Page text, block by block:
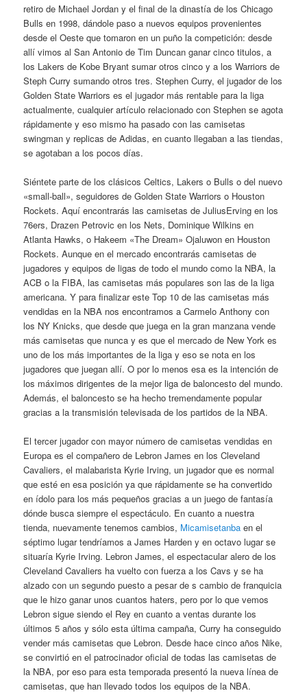
retiro de Michael Jordan y el final de la dinastía de los Chicago
Bulls en 1998, dándole paso a nuevos equipos provenientes
desde el Oeste que tomaron en un puño la competición: desde
allí vimos al San Antonio de Tim Duncan ganar cinco titulos, a
los Lakers de Kobe Bryant sumar otros cinco y a los Warriors de
Steph Curry sumando otros tres. Stephen Curry, el jugador de los
Golden State Warriors es el jugador más rentable para la liga
actualmente, cualquier artículo relacionado con Stephen se agota
rápidamente y eso mismo ha pasado con las camisetas
swingman y replicas de Adidas, en cuanto llegaban a las tiendas,
se agotaban a los pocos días.
Siéntete parte de los clásicos Celtics, Lakers o Bulls o del nuevo
«small-ball», seguidores de Golden State Warriors o Houston
Rockets. Aquí encontrarás las camisetas de JuliusErving en los
76ers, Drazen Petrovic en los Nets, Dominique Wilkins en
Atlanta Hawks, o Hakeem «The Dream» Ojaluwon en Houston
Rockets. Aunque en el mercado encontrarás camisetas de
jugadores y equipos de ligas de todo el mundo como la NBA, la
ACB o la FIBA, las camisetas más populares son las de la liga
americana. Y para finalizar este Top 10 de las camisetas más
vendidas en la NBA nos encontramos a Carmelo Anthony con
los NY Knicks, que desde que juega en la gran manzana vende
más camisetas que nunca y es que el mercado de New York es
uno de los más importantes de la liga y eso se nota en los
jugadores que juegan allí. O por lo menos esa es la intención de
los máximos dirigentes de la mejor liga de baloncesto del mundo.
Además, el baloncesto se ha hecho tremendamente popular
gracias a la transmisión televisada de los partidos de la NBA.
El tercer jugador con mayor número de camisetas vendidas en
Europa es el compañero de Lebron James en los Cleveland
Cavaliers, el malabarista Kyrie Irving, un jugador que es normal
que esté en esa posición ya que rápidamente se ha convertido
en ídolo para los más pequeños gracias a un juego de fantasía
dónde busca siempre el espectáculo. En cuanto a nuestra
tienda, nuevamente tenemos cambios, Micamisetanba en el
séptimo lugar tendríamos a James Harden y en octavo lugar se
situaría Kyrie Irving. Lebron James, el espectacular alero de los
Cleveland Cavaliers ha vuelto con fuerza a los Cavs y se ha
alzado con un segundo puesto a pesar de s cambio de franquicia
que le hizo ganar unos cuantos haters, pero por lo que vemos
Lebron sigue siendo el Rey en cuanto a ventas durante los
últimos 5 años y sólo esta última campaña, Curry ha conseguido
vender más camisetas que Lebron. Desde hace cinco años Nike,
se convirtió en el patrocinador oficial de todas las camisetas de
la NBA, por eso para esta temporada presentó la nueva línea de
camisetas, que han llevado todos los equipos de la NBA.